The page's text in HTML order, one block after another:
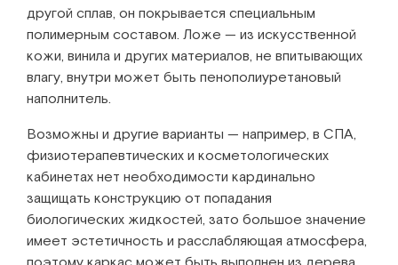
другой сплав, он покрывается специальным
полимерным составом. Ложе — из искусственной
кожи, винила и других материалов, не впитывающих
влагу, внутри может быть пенополиуретановый
наполнитель.
Возможны и другие варианты — например, в СПА,
физиотерапевтических и косметологических
кабинетах нет необходимости кардинально
защищать конструкцию от попадания
биологических жидкостей, зато большое значение
имеет эстетичность и расслабляющая атмосфера,
поэтому каркас может быть выполнен из дерева